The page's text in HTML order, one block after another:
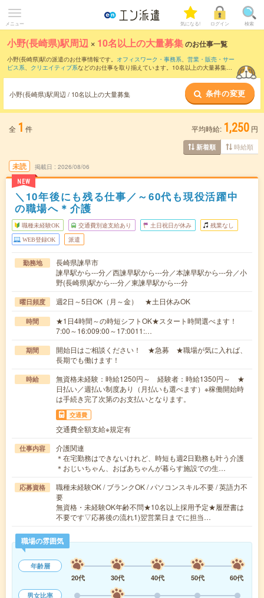
メニュー 気になる! ログイン 検索
小野(長崎県)駅周辺 × 10名以上の大量募集のお仕事一覧
小野(長崎県)駅の派遣のお仕事情報です。 オフィスワーク・事務系、 営業・販売・サー
ビス系、 クリエイティブ系などのお仕事を取り揃えています。10名以上の大量募集の
小野(長崎県)駅周辺 / 10名以上の大量募集 条件の変更
全 1 件 平均時給: 1,250 円
新着順 時給順
未読
NEW
掲載日 2026/08/06
＼10年後にも残る仕事／～60代も現役活躍中
の職場へ＊介護
職種未経験OK 交通費別途支給あり 土日祝日が休み 残業なし
WEB登録OK 派遣
勤務地
長崎県諫早市
諫早駅から---分／西諫早駅から---分／本諫早駅から---分／小
野(長崎県)駅から---分／東諫早駅から---分
曜日頻度 週2日～5日OK（月～金） ★土日休みOK
時間
★1日4時間～の時短シフトOK★スタート時間選べます！
7:00～16:009:00～17:0011:…
期間
開始日はご相談ください！ ★急募 ★職場が気に入れば、
長期でも働けます！
時給
無資格未経験：時給1250円～ 経験者：時給1350円～ ★
日払い／週払い制度あり（月払いも選べます）※稼働開始時
は手続き完了次第のお支払いとなります。
交通費
交通費全額支給※規定有
仕事内容
介護関連
＊在宅勤務はできないけれど、時短も週2日勤務も叶う介護
＊おじいちゃん、おばあちゃんが暮らす施設での生…
応募資格
職種未経験OK / ブランクOK / パソコンスキル不要 / 英語力不
要
無資格・未経験OK年齢不問★10名以上採用予定★履歴書は
不要です▽応募後の流れ1)翌営業日までに担当…
職場の雰囲気
年齢層
20代
30代 40代 50代
60代
男女比率